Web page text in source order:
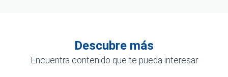
Descubre más
Encuentra contenido que te pueda interesar